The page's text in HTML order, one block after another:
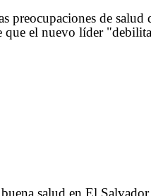
preocupaciones de
el nuevo líder
salud en El